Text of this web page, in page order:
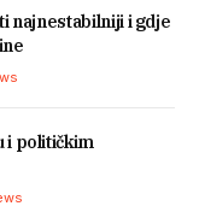
najnestabilniji i gdje
i političkim